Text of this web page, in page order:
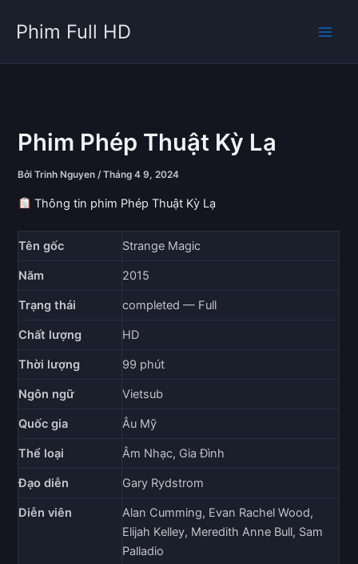
dung
Phim Full HD
Phim Phép Thuật Kỳ Lạ
BởiTrinh Nguyen/Tháng 4 9, 2024
Thông tin phim Phép Thuật Kỳ Lạ
Tên gốc Strange Magic
Năm 2015
Trạng thái completed — Full
Chất lượng HD
Thời lượng 99 phút
Ngôn ngữ Vietsub
Quốc gia Âu Mỹ
Thể loại Âm Nhạc, Gia Đình
Đạo diễn Gary Rydstrom
Diễn viên
Alan Cumming, Evan Rachel Wood,
Elijah Kelley, Meredith Anne Bull, Sam
Palladio